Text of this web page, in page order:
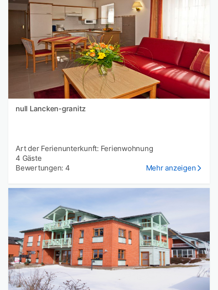
null Lancken-granitz
Art der Ferienunterkunft: Ferienwohnung
4 Gäste
Bewertungen: 4
Mehr anzeigen